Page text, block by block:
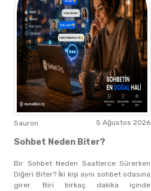
Sauron 5 Ağustos 2026
Sohbet Neden Biter?
Bir Sohbet Neden Saatlerce Sürerken
Diğeri Biter? İki kişi aynı sohbet odasına
girer. Biri birkaç dakika içinde